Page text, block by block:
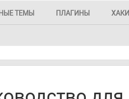
ТЕМЫ ПЛАГИНЫ ХАКИ